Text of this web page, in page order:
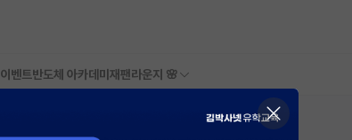
이벤트반도체 아카데미 재팬라운지 🌸